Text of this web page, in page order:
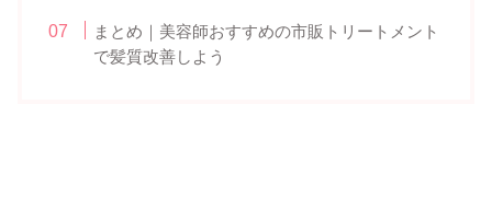
まとめ｜美容師おすすめの市販トリートメント
で髪質改善しよう